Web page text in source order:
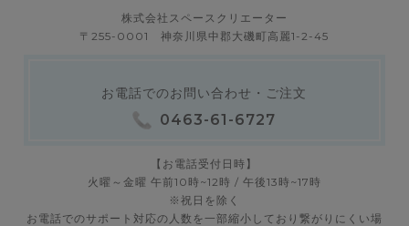
株式会社スペースクリエーター
〒255-0001 神奈川県中郡大磯町高麗1-2-45
お電話でのお問い合わせ・ご注文
0463-61-6727
【お電話受付日時】
火曜～金曜 午前10時~12時 / 午後13時~17時
※祝日を除く
お電話でのサポート対応の人数を一部縮小しており繋がりにくい場